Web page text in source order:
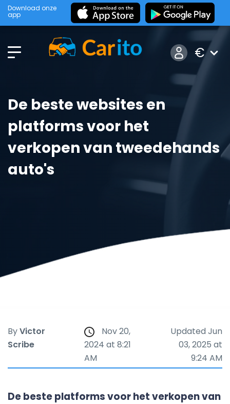
Download onze
app
€
De beste websites en
platforms voor het
verkopen van tweedehands
auto's
ByVictor
Scribe
Nov 20,
2024 at 8:21
AM
Updated Jun
03, 2025 at
9:24 AM
De beste platforms voor het verkopen van